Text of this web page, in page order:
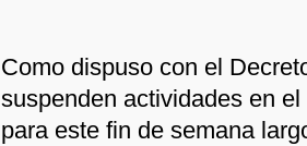
Como dispuso con el
suspenden actividades en
para este fin de semana